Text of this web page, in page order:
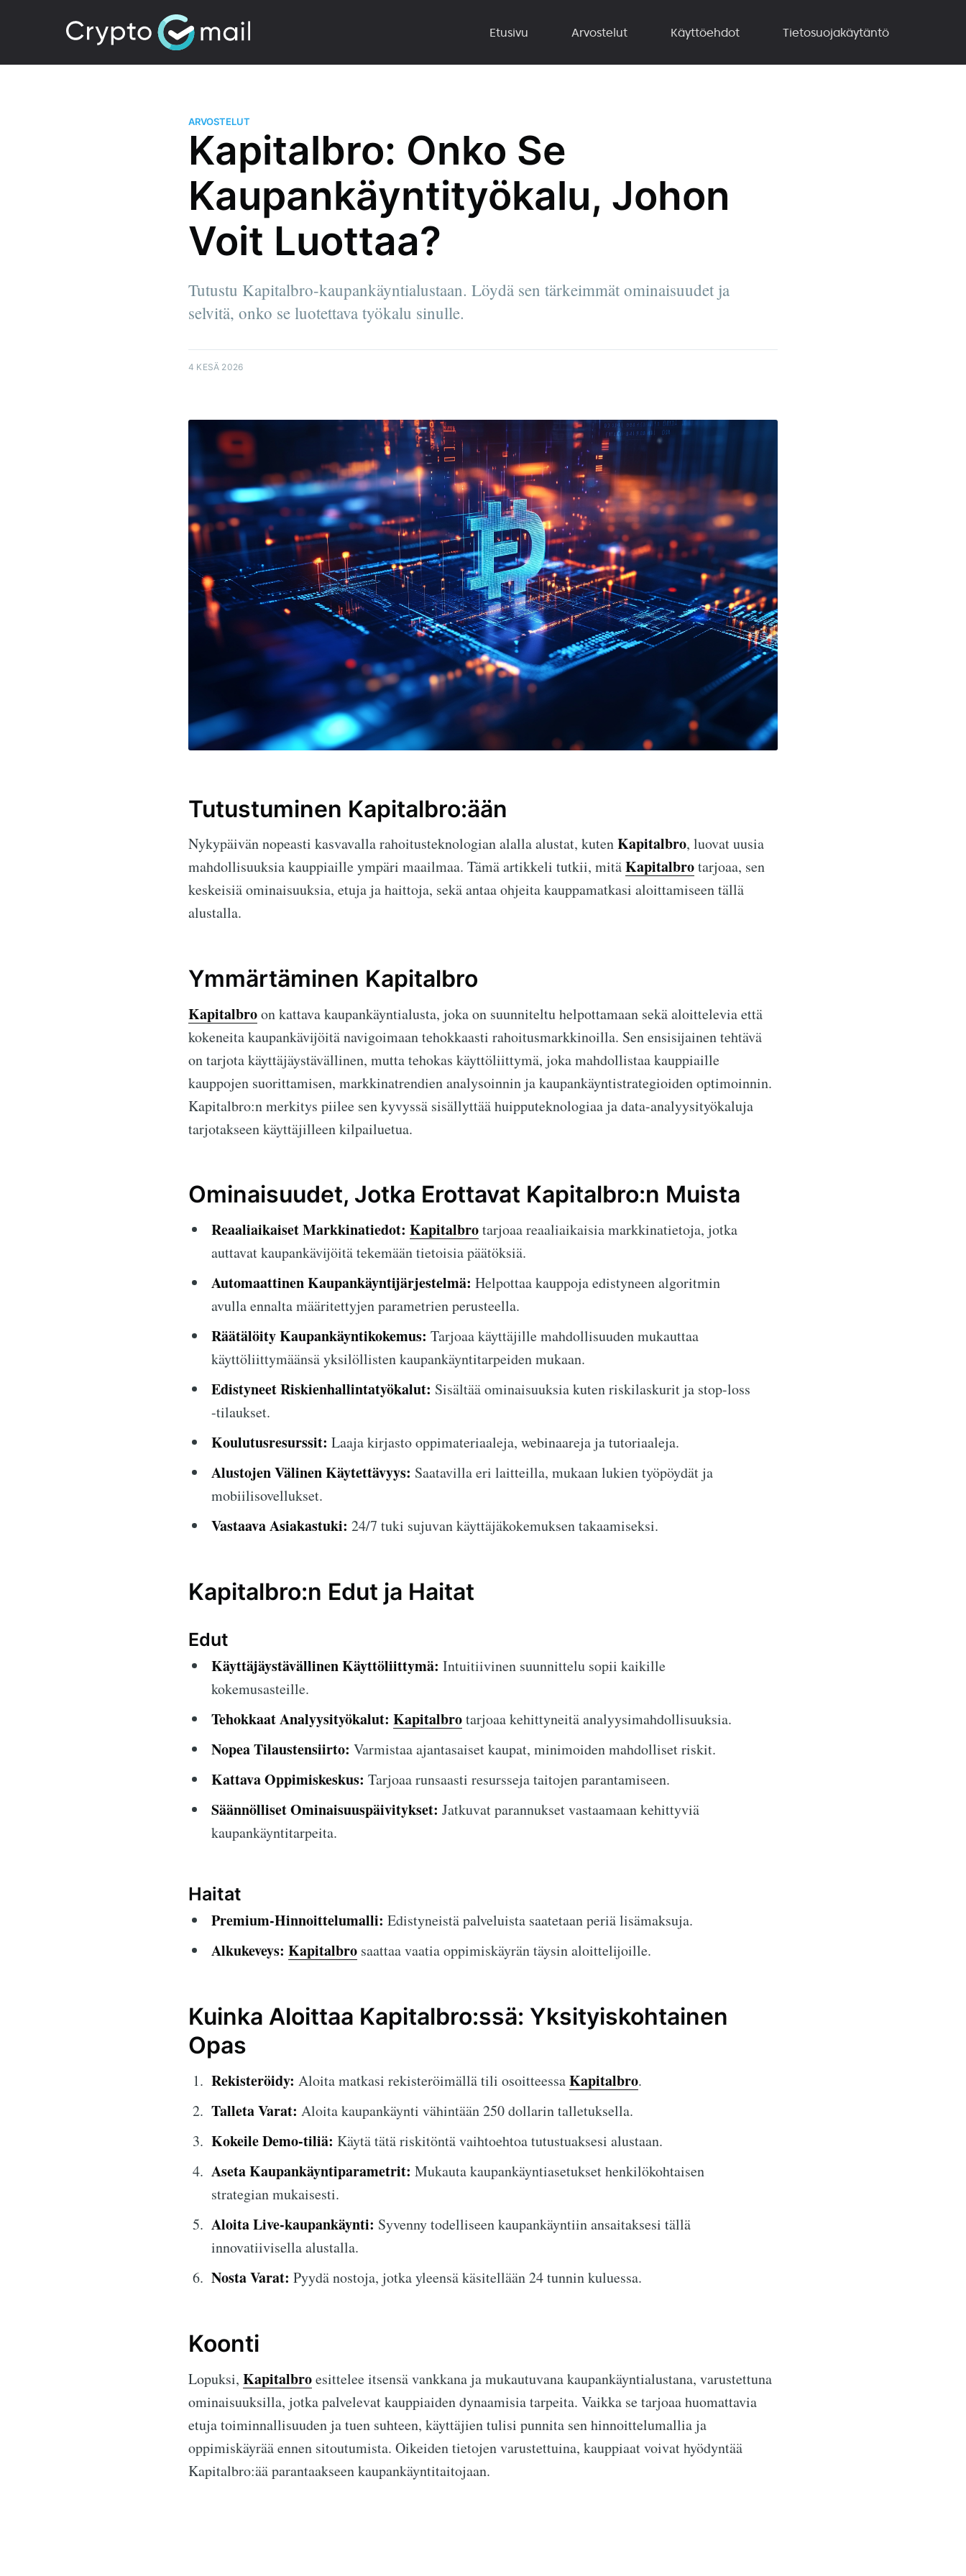
Etusivu Arvostelut Käyttöehdot Tietosuojakäytäntö
ARVOSTELUT
Kapitalbro: Onko Se
Kaupankäyntityökalu, Johon
Voit Luottaa?
Tutustu Kapitalbro-kaupankäyntialustaan. Löydä sen tärkeimmät ominaisuudet ja
selvitä, onko se luotettava työkalu sinulle.
4 KESÄ 2026
Tutustuminen Kapitalbro:ään
Nykypäivän nopeasti kasvavalla rahoitusteknologian alalla alustat, kutenKapitalbro, luovat uusia
mahdollisuuksia kauppiaille ympäri maailmaa. Tämä artikkeli tutkii, mitäKapitalbrotarjoaa, sen
keskeisiä ominaisuuksia, etuja ja haittoja, sekä antaa ohjeita kauppamatkasi aloittamiseen tällä
alustalla.
Ymmärtäminen Kapitalbro
Kapitalbroon kattava kaupankäyntialusta, joka on suunniteltu helpottamaan sekä aloittelevia että
kokeneita kaupankävijöitä navigoimaan tehokkaasti rahoitusmarkkinoilla. Sen ensisijainen tehtävä
on tarjota käyttäjäystävällinen, mutta tehokas käyttöliittymä, joka mahdollistaa kauppiaille
kauppojen suorittamisen, markkinatrendien analysoinnin ja kaupankäyntistrategioiden optimoinnin.
Kapitalbro:n merkitys piilee sen kyvyssä sisällyttää huipputeknologiaa ja data-analyysityökaluja
tarjotakseen käyttäjilleen kilpailuetua.
Ominaisuudet, Jotka Erottavat Kapitalbro:n Muista
Reaaliaikaiset Markkinatiedot: Kapitalbrotarjoaa reaaliaikaisia markkinatietoja, jotka
auttavat kaupankävijöitä tekemään tietoisia päätöksiä.
Automaattinen Kaupankäyntijärjestelmä: Helpottaa kauppoja edistyneen algoritmin
avulla ennalta määritettyjen parametrien perusteella.
Räätälöity Kaupankäyntikokemus: Tarjoaa käyttäjille mahdollisuuden mukauttaa
käyttöliittymäänsä yksilöllisten kaupankäyntitarpeiden mukaan.
Edistyneet Riskienhallintatyökalut: Sisältää ominaisuuksia kuten riskilaskurit ja stop-loss
-tilaukset.
Koulutusresurssit: Laaja kirjasto oppimateriaaleja, webinaareja ja tutoriaaleja.
Alustojen Välinen Käytettävyys: Saatavilla eri laitteilla, mukaan lukien työpöydät ja
mobiilisovellukset.
Vastaava Asiakastuki: 24/7 tuki sujuvan käyttäjäkokemuksen takaamiseksi.
Kapitalbro:n Edut ja Haitat
Edut
Käyttäjäystävällinen Käyttöliittymä: Intuitiivinen suunnittelu sopii kaikille
kokemusasteille.
Tehokkaat Analyysityökalut: Kapitalbrotarjoaa kehittyneitä analyysimahdollisuuksia.
Nopea Tilaustensiirto: Varmistaa ajantasaiset kaupat, minimoiden mahdolliset riskit.
Kattava Oppimiskeskus: Tarjoaa runsaasti resursseja taitojen parantamiseen.
Säännölliset Ominaisuuspäivitykset: Jatkuvat parannukset vastaamaan kehittyviä
kaupankäyntitarpeita.
Haitat
Premium-Hinnoittelumalli: Edistyneistä palveluista saatetaan periä lisämaksuja.
Alkukeveys: Kapitalbro saattaa vaatia oppimiskäyrän täysin aloittelijoille.
Kuinka Aloittaa Kapitalbro:ssä: Yksityiskohtainen
Opas
Rekisteröidy: Aloita matkasi rekisteröimällä tili osoitteessaKapitalbro.
Talleta Varat: Aloita kaupankäynti vähintään 250 dollarin talletuksella.
Kokeile Demo-tiliä: Käytä tätä riskitöntä vaihtoehtoa tutustuaksesi alustaan.
Aseta Kaupankäyntiparametrit: Mukauta kaupankäyntiasetukset henkilökohtaisen
strategian mukaisesti.
Aloita Live-kaupankäynti: Syvenny todelliseen kaupankäyntiin ansaitaksesi tällä
innovatiivisella alustalla.
Nosta Varat: Pyydä nostoja, jotka yleensä käsitellään 24 tunnin kuluessa.
Koonti
Lopuksi, Kapitalbroesittelee itsensä vankkana ja mukautuvana kaupankäyntialustana, varustettuna
ominaisuuksilla, jotka palvelevat kauppiaiden dynaamisia tarpeita. Vaikka se tarjoaa huomattavia
etuja toiminnallisuuden ja tuen suhteen, käyttäjien tulisi punnita sen hinnoittelumallia ja
oppimiskäyrää ennen sitoutumista. Oikeiden tietojen varustettuina, kauppiaat voivat hyödyntää
Kapitalbro:ää parantaakseen kaupankäyntitaitojaan.